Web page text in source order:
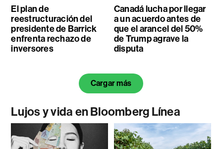
El plan de
reestructuración del
presidente de Barrick
enfrenta rechazo de
inversores
Canadá lucha por llegar
a un acuerdo antes de
que el arancel del 50%
de Trump agrave la
disputa
Cargar más
Lujos y vida en Bloomberg Línea